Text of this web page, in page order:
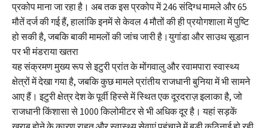
प्रकोप माना जा रहा है। अब तक इस प्रकोप में 246 संदिग्ध मामले और 65
मौतें दर्ज की गई हैं, हालांकि इनमें से केवल 4 मौतों की ही प्रयोगशाला में पुष्टि
हो सकी है, जबकि बाकी मामलों की जांच जारी है।युगांडा और साउथ सूडान
पर भी मंडराया खतरा
यह संक्रमण मुख्य रूप से इटुरी प्रांत के मोंगवालु और रवामपारा स्वास्थ्य
क्षेत्रों में देखा गया है, जबकि कुछ मामले प्रांतीय राजधानी बुनिया में भी सामने
आए हैं। इटुरी क्षेत्र देश के पूर्वी हिस्से में स्थित एक दूरदराज़ इलाका है, जो
राजधानी किंशासा से 1000 किलोमीटर से भी अधिक दूर है। यहां सड़कें